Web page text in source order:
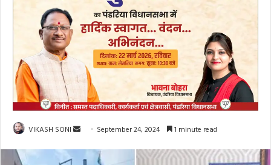
VIKASH SONI
Send
email
September 24, 2024 1 minute read